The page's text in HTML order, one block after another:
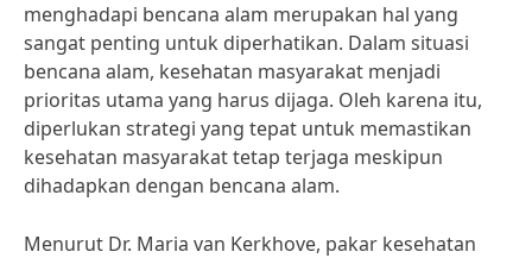
menghadapi bencana alam merupakan hal yang
sangat penting untuk diperhatikan. Dalam situasi
bencana alam, kesehatan masyarakat menjadi
prioritas utama yang harus dijaga. Oleh karena itu,
diperlukan strategi yang tepat untuk memastikan
kesehatan masyarakat tetap terjaga meskipun
dihadapkan dengan bencana alam.
Menurut Dr. Maria van Kerkhove, pakar kesehatan